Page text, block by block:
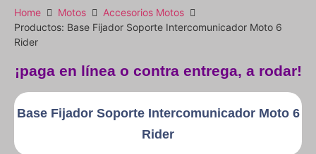
Home Motos
Accesorios Motos
Productos: Base Fijador Soporte Intercomunicador Moto 6
Rider
¡paga en línea o contra entrega, a rodar!
Base Fijador Soporte Intercomunicador Moto 6
Rider